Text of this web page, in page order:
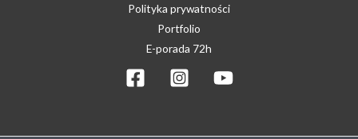
Polityka prywatności
Portfolio
E-porada 72h